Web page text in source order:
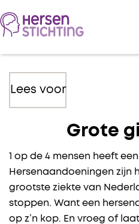
Lees voor
Grote
1 op de 4 mensen heeft
Hersenaandoeningen zijn
grootste ziekte van
stoppen. Want een
op z’n kop. En vroeg of